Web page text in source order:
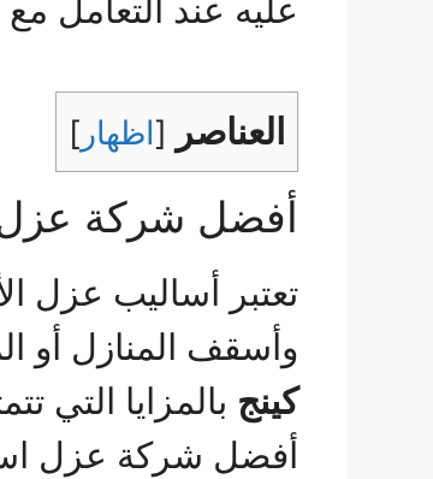
عليه عند التعامل
العناصر [اظهار ]
أفضل شركة
تعتبر أساليب عزل
وأسقف المنازل أو
كينج بالمزايا التي
أفضل شركة عزل